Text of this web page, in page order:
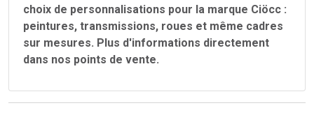
choix de personnalisations pour la marque Ciöcc :
peintures, transmissions, roues et même cadres
sur mesures. Plus d'informations directement
dans nos points de vente.